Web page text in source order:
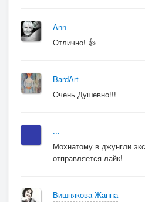
Ann
Отлично! 👍
BardArt
Очень Душевно!!!
...
Мохнатому в джунгли
отправляется лайк!
Вишнякова Жанна